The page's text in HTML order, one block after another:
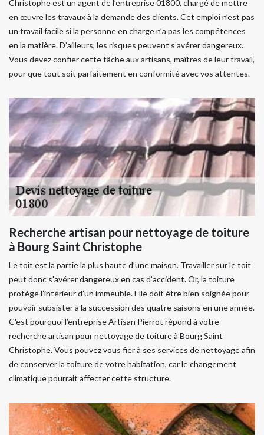
Christophe est un agent de l’entreprise 01800, chargé de mettre
en œuvre les travaux à la demande des clients. Cet emploi n’est pas
un travail facile si la personne en charge n’a pas les compétences
en la matière. D’ailleurs, les risques peuvent s’avérer dangereux.
Vous devez confier cette tâche aux artisans, maîtres de leur travail,
pour que tout soit parfaitement en conformité avec vos attentes.
Recherche artisan pour nettoyage de toiture
à Bourg Saint Christophe
Le toit est la partie la plus haute d’une maison. Travailler sur le toit
peut donc s'avérer dangereux en cas d’accident. Or, la toiture
protège l’intérieur d’un immeuble. Elle doit être bien soignée pour
pouvoir subsister à la succession des quatre saisons en une année.
C'est pourquoi l’entreprise Artisan Pierrot répond à votre
recherche artisan pour nettoyage de toiture à Bourg Saint
Christophe. Vous pouvez vous fier à ses services de nettoyage afin
de conserver la toiture de votre habitation, car le changement
climatique pourrait affecter cette structure.